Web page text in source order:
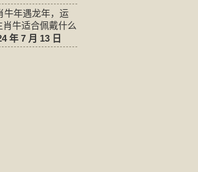
牛年遇龙年，运
牛适合佩戴什么
年 7 月 13 日